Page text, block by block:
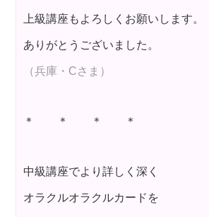
上級講座もよろしくお願いします。
ありがとうございました。
（兵庫・Cさま）
＊ ＊ ＊ ＊
中級講座でより詳しく深く
オラクルオラクルカードを